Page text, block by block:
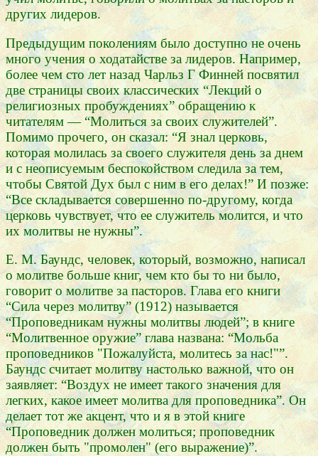
других лидеров.
Предыдущим поколениям было доступно не очень
много учения о ходатайстве за лидеров. Например,
более чем сто лет назад Чарльз Г Финней посвятил
две страницы своих классических “Лекций о
религиозных пробуждениях” обращению к
читателям — “Молиться за своих служителей”.
Помимо прочего, он сказал: “Я знал церковь,
которая молилась за своего служителя день за днем
и с неописуемым беспокойством следила за тем,
чтобы Святой Дух был с ним в его делах!” И позже:
“Все складывается совершенно по-другому, когда
церковь чувствует, что ее служитель молится, и что
их молитвы не нужны”.
Е. М. Баундс, человек, который, возможно, написал
о молитве больше книг, чем кто бы то ни было,
говорит о молитве за пасторов. Глава его книги
“Сила через молитву” (1912) называется
“Проповедникам нужны молитвы людей”; в книге
“Молитвенное оружие” глава названа: “Мольба
проповедников "Пожалуйста, молитесь за нас!"”.
Баундс считает молитву настолько важной, что он
заявляет: “Воздух не имеет такого значения для
легких, какое имеет молитва для проповедника”. Он
делает тот же акцент, что и я в этой книге
“Проповедник должен молиться; проповедник
должен быть "промолен" (его выражение)”.